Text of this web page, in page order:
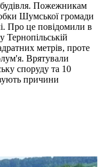
Пожежникам
Шумської громади
Про це повідомили в
метрів, проте
Врятували
споруду та 10
причини